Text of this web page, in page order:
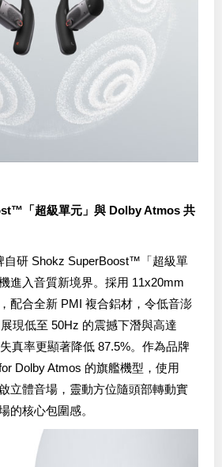
「超級單元」與 Dolby Atmos 共
自研 Shokz SuperBoost™「超級單
進入音質新境界。採用 11x20mm
配合全新 PMI 複合鋁材，令低音澎
現低至 50Hz 的震撼下潛與高達
真率更顯著降低 87.5%。作為品牌
Dolby Atmos 的旗艦機型，使用
立體音場，靈動方位隨頭部轉動實
的核心包圍感。